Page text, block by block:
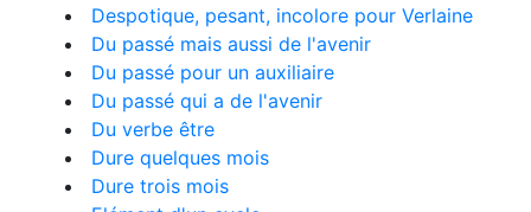
Despotique, pesant, incolore pour Verlaine
Du passé mais aussi de l'avenir
Du passé pour un auxiliaire
Du passé qui a de l'avenir
Du verbe être
Dure quelques mois
Dure trois mois